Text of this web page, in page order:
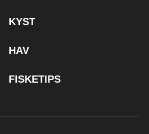
KYST
HAV
FISKETIPS